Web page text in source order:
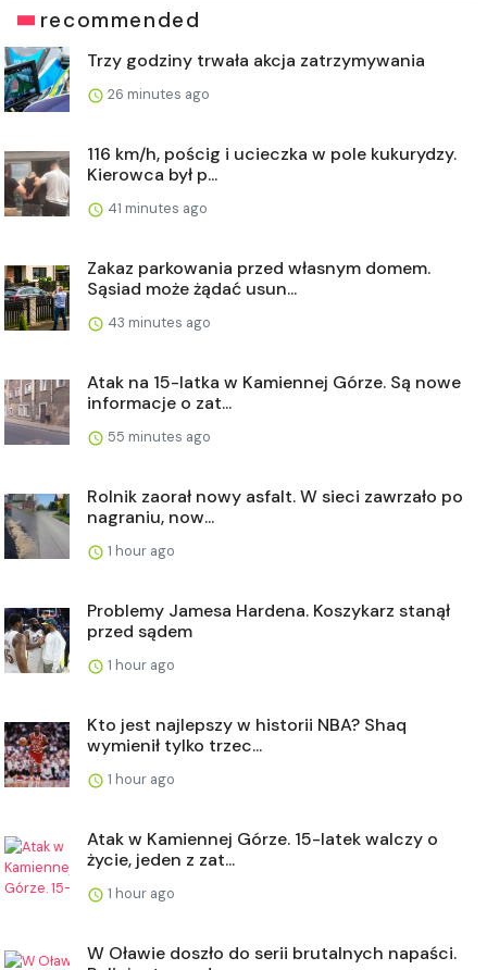
recommended
Trzy godziny trwała akcja zatrzymywania
26 minutes ago
116 km/h, pościg i ucieczka w pole kukurydzy.
Kierowca był p...
41 minutes ago
Zakaz parkowania przed własnym domem.
Sąsiad może żądać usun...
43 minutes ago
Atak na 15-latka w Kamiennej Górze. Są nowe
informacje o zat...
55 minutes ago
Rolnik zaorał nowy asfalt. W sieci zawrzało po
nagraniu, now...
1 hour ago
Problemy Jamesa Hardena. Koszykarz stanął
przed sądem
1 hour ago
Kto jest najlepszy w historii NBA? Shaq
wymienił tylko trzec...
1 hour ago
Atak w Kamiennej Górze. 15-latek walczy o
życie, jeden z zat...
1 hour ago
W Oławie doszło do serii brutalnych napaści.